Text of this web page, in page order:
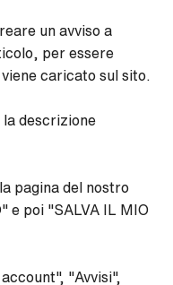
un avviso a
per essere
caricato sul sito.
la descrizione
pagina del nostro
e poi "SALVA IL MIO
"Avvisi",